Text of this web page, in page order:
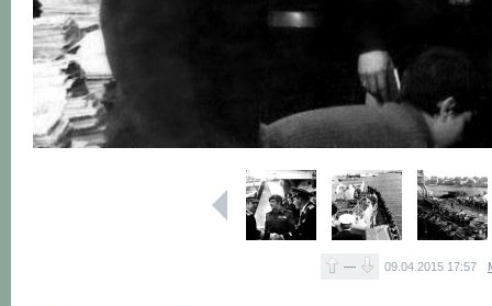
— 09.04.2015 17:57